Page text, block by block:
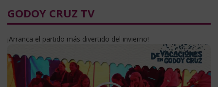
GODOY CRUZ TV
¡Arranca el partido más divertido del invierno!